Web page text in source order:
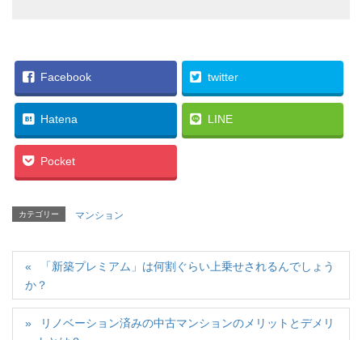
Facebook twitter
Hatena LINE
Pocket
カテゴリー マンション
「新築プレミアム」は何割ぐらい上乗せされるんでしょう
か？
リノベーション済みの中古マンションのメリットとデメリ